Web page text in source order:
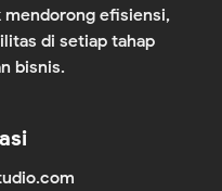
efisiensi,
di setiap tahap
bisnis.